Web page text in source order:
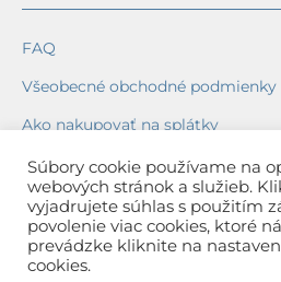
FAQ
Všeobecné obchodné podmienky
Ako nakupovať na splátky
Ochrana osobných údajov
Reklamačný poriadok
Spôsob a cena dopravy
Súbory cookie používame na
webových stránok a služieb.
vyjadrujete súhlas s použitím
povolenie viac cookies, ktoré
prevádzke kliknite na
cookies.